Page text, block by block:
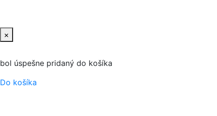
×
bol úspešne pridaný do košíka
Do košíka